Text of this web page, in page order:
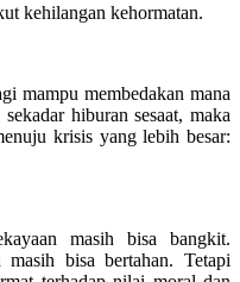
kehilangan kehormatan.
mampu membedakan mana
hiburan sesaat, maka
krisis yang lebih besar:
masih bisa bangkit.
masih bisa bertahan. Tetapi